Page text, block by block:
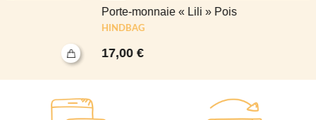
Porte-monnaie « Lili » Pois